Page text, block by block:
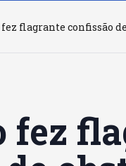
flagrante confissão
fez